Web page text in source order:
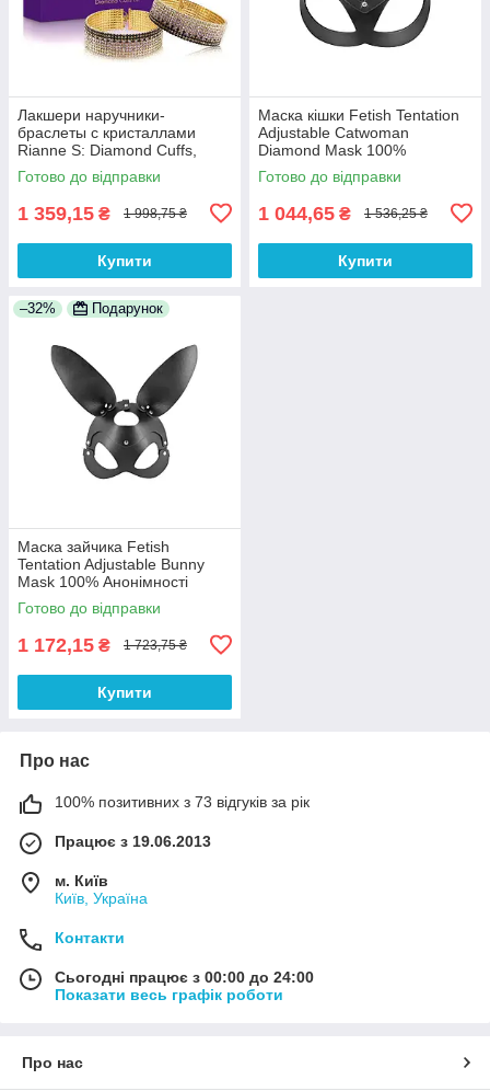
Лакшери наручники-
браслеты с кристаллами
Rianne S: Diamond Cuffs,
подарочная упаковка 100%
Анонімності
Готово до відправки
1 359,15 ₴ 1 998,75 ₴
Купити
Маска кішки Fetish Tentation
Adjustable Catwoman
Diamond Mask 100%
Анонімності
Готово до відправки
1 044,65 ₴ 1 536,25 ₴
Купити
–32% Подарунок
Маска зайчика Fetish
Tentation Adjustable Bunny
Mask 100% Анонімності
Готово до відправки
1 172,15 ₴ 1 723,75 ₴
Купити
Про нас
100% позитивних з 73 відгуків за рік
Працює з 19.06.2013
м. Київ
Київ, Україна
Контакти
Сьогодні працює з 00:00 до 24:00
Показати весь графік роботи
Про нас